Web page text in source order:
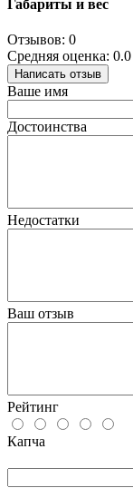
Габариты и вес
Отзывов: 0
Средняя оценка: 0.0
Написать отзыв
Ваше имя
Достоинства
Недостатки
Ваш отзыв
Рейтинг
Капча